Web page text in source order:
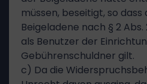
müssen, beseitigt, so dass
Beigeladene nach § 2 Abs.
als Benutzer der
Gebührenschuldner gilt.
c) Da die